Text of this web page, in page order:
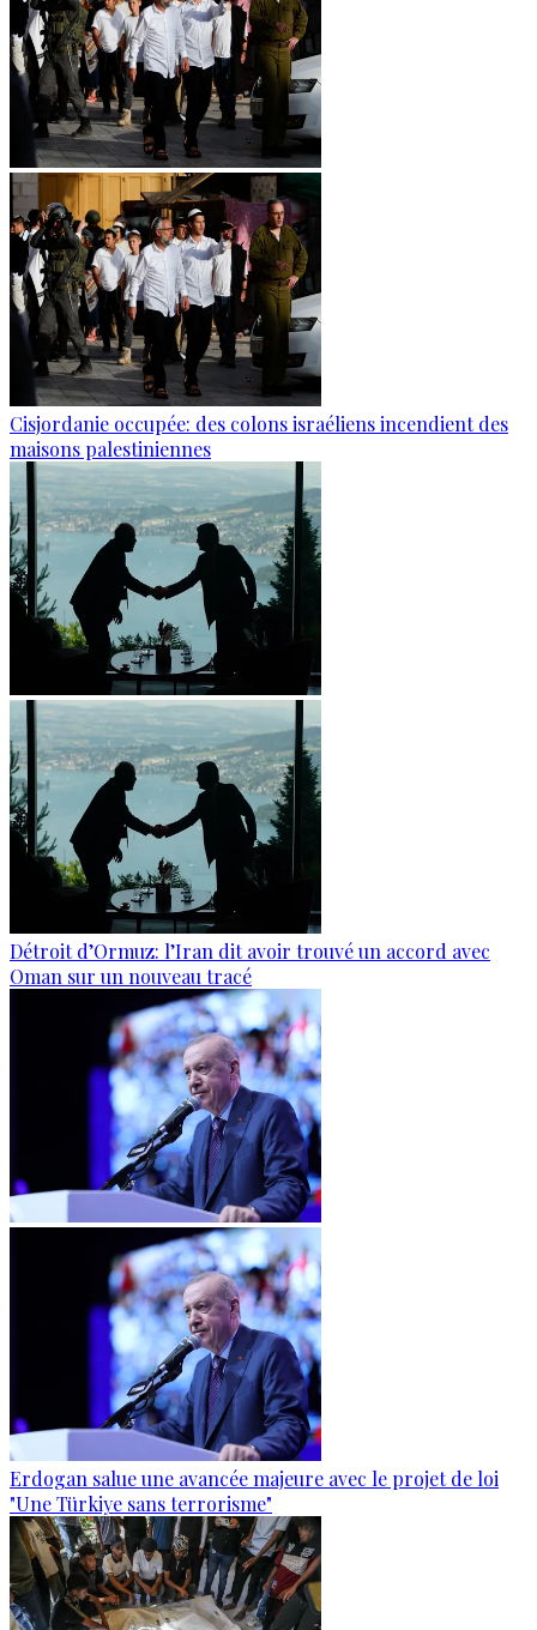
Cisjordanie occupée: des colons israéliens incendient des
maisons palestiniennes
Détroit d’Ormuz: l’Iran dit avoir trouvé un accord avec
Oman sur un nouveau tracé
Erdogan salue une avancée majeure avec le projet de loi
"Une Türkiye sans terrorisme"